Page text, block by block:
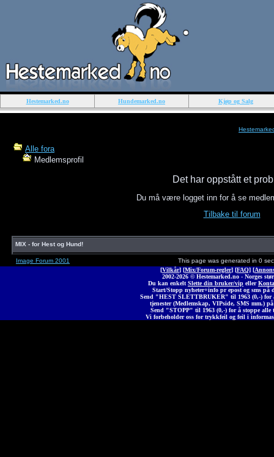
Hestemarked.no Hundemarked.no Kjøp og Salg
Alle fora
Medlemsprofil
Det har oppstått et
Du må være logget inn for å se
Tilbake til forum
MIX - for Hest og Hund!
Image Forum 2001
This page was generated in 0
[Vilkår] [Mix/Forum-regler] [FAQ] [
2002-2026 © Hestemarked.no - Norges
Du kan enkelt Slette din bruker/vip eller
Start/Stopp nyheter+info pr epost og sms på
Send "HEST SLETTBRUKER" til 1963 (0,-) for
tjenester (Medlemskap, VIPside, SMS mm.)
Send "STOPP" til 1963 (0,-) for å stoppe alle
Vi forbeholder oss for trykkfeil og feil i